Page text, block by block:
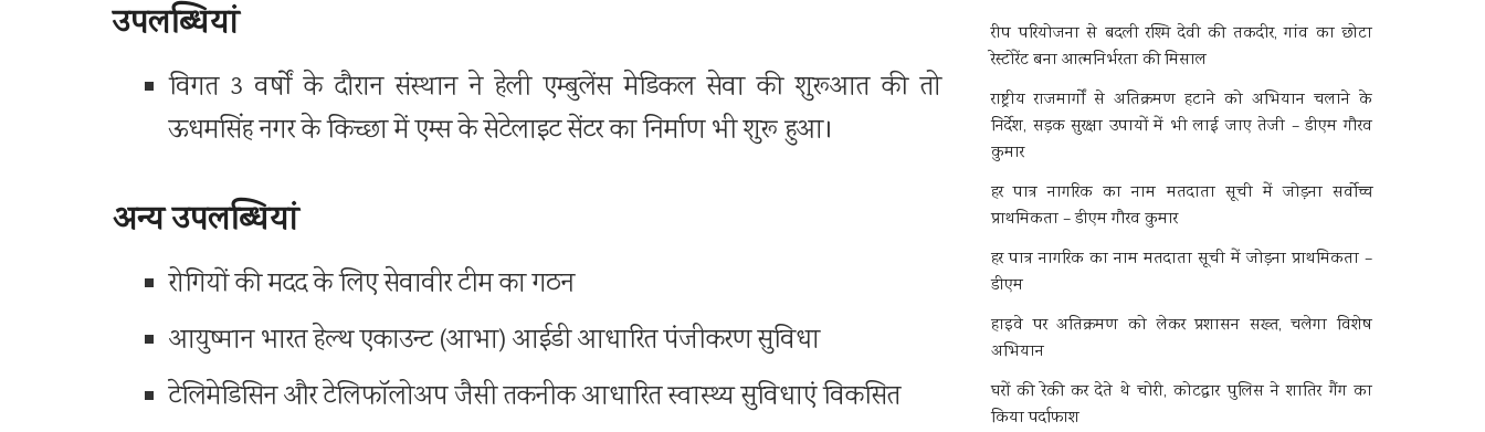
उपलब्धियां
विगत 3 वर्षों के दौरान संस्थान ने हेली एम्बुलेंस मेडिकल सेवा की शुरूआत की तो
ऊधमसिंह नगर के किच्छा में एम्स के सेटेलाइट सेंटर का निर्माण भी शुरू हुआ।
अन्य उपलब्धियां
रोगियों की मदद के लिए सेवावीर टीम का गठन
आयुष्मान भारत हेल्थ एकाउन्ट (आभा) आईडी आधारित पंजीकरण सुविधा
टेलिमेडिसिन और टेलिफाॅलोअप जैसी तकनीक आधारित स्वास्थ्य सुविधाएं विकसित
रीप परियोजना से बदली रश्मि देवी की तकदीर, गांव का छोटा
रेस्टोरेंट बना आत्मनिर्भरता की मिसाल
राष्ट्रीय राजमार्गों से अतिक्रमण हटाने को अभियान चलाने के
निर्देश, सड़क सुरक्षा उपायों में भी लाई जाए तेजी – डीएम गौरव
कुमार
हर पात्र नागरिक का नाम मतदाता सूची में जोड़ना सर्वोच्च
प्राथमिकता – डीएम गौरव कुमार
हर पात्र नागरिक का नाम मतदाता सूची में जोड़ना प्राथमिकता –
डीएम
हाइवे पर अतिक्रमण को लेकर प्रशासन सख्त, चलेगा विशेष
अभियान
घरों की रेकी कर देते थे चोरी, कोटद्वार पुलिस ने शातिर गैंग का
किया पर्दाफाश